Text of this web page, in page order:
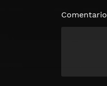
Comentario